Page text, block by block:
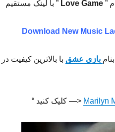
”
Love Game ” با لینک مستقیم
Download New Music
بنام بازی عشق با بالاترین کیفیت در
Marilyn <— کلیک کنید “